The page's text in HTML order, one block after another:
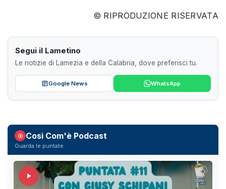
© RIPRODUZIONE RISERVATA
Segui il Lametino
Le notizie di Lamezia e della Calabria, dove preferisci tu.
Google News WhatsApp
Così Com'è Podcast
Guarda le puntate